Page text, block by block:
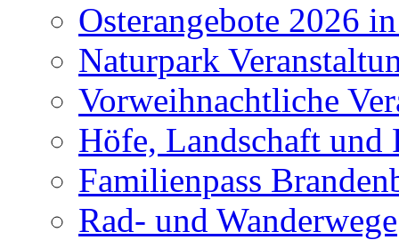
Osterangebote 2026
Naturpark
Vorweihnachtliche
Höfe, Landschaft und
Familienpass
Rad- und Wanderwege